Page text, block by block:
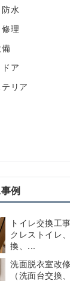
水
理
ア
リア
例
トイレ交換工
クレストイレ
換、...
洗面脱衣室改
（洗面台交換